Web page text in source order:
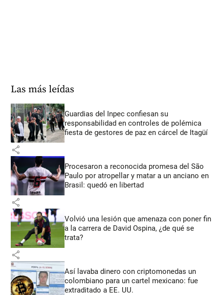
Las más leídas
Guardias del Inpec confiesan su
responsabilidad en controles de polémica
fiesta de gestores de paz en cárcel de Itagüí
share
Procesaron a reconocida promesa del São
Paulo por atropellar y matar a un anciano en
Brasil: quedó en libertad
share
Volvió una lesión que amenaza con poner fin
a la carrera de David Ospina, ¿de qué se
trata?
share
Así lavaba dinero con criptomonedas un
colombiano para un cartel mexicano: fue
extraditado a EE. UU.